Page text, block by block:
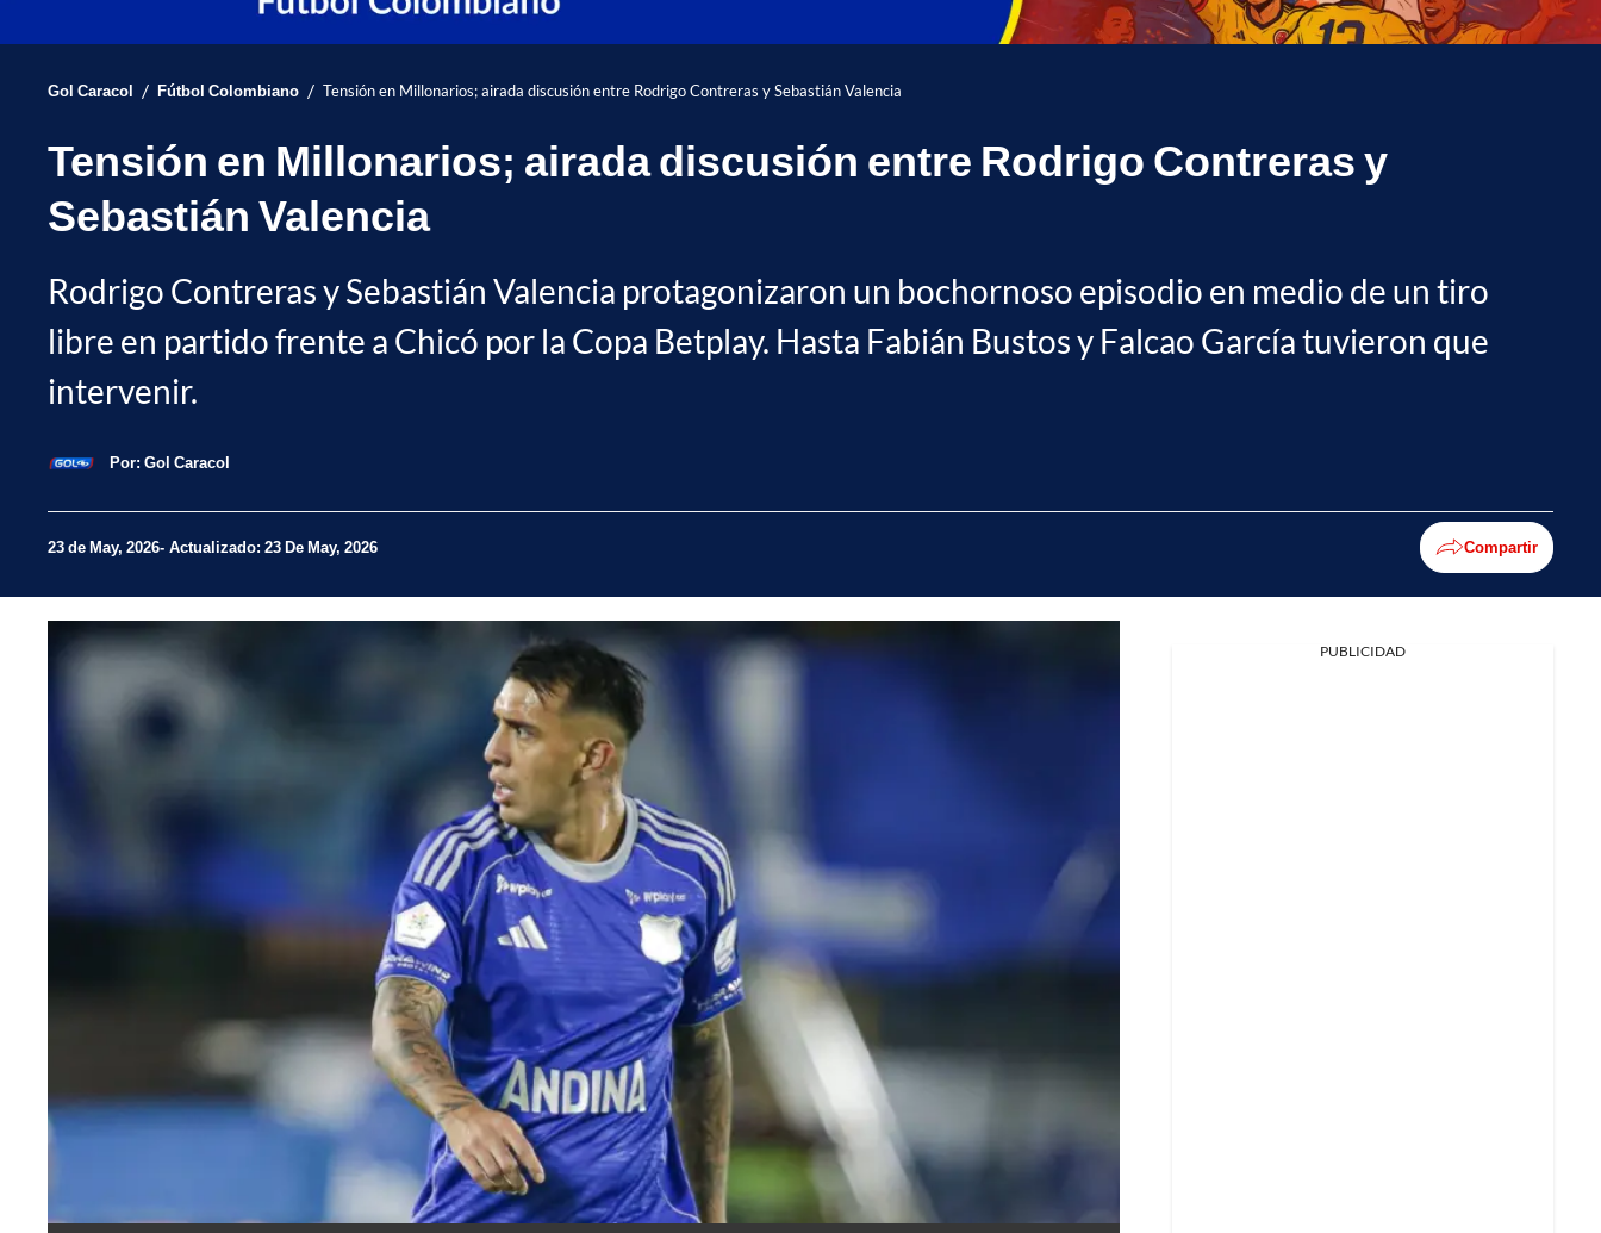
Gol Caracol / Fútbol Colombiano / Tensión en Millonarios; airada discusión entre Rodrigo Contreras y Sebastián Valencia
Tensión en Millonarios; airada discusión entre Rodrigo Contreras y
Sebastián Valencia
Rodrigo Contreras y Sebastián Valencia protagonizaron un bochornoso episodio en medio de un tiro
libre en partido frente a Chicó por la Copa Betplay. Hasta Fabián Bustos y Falcao García tuvieron que
intervenir.
Por: Gol Caracol
23 de May, 2026 Actualizado: 23 De May, 2026 Compartir
PUBLICIDAD